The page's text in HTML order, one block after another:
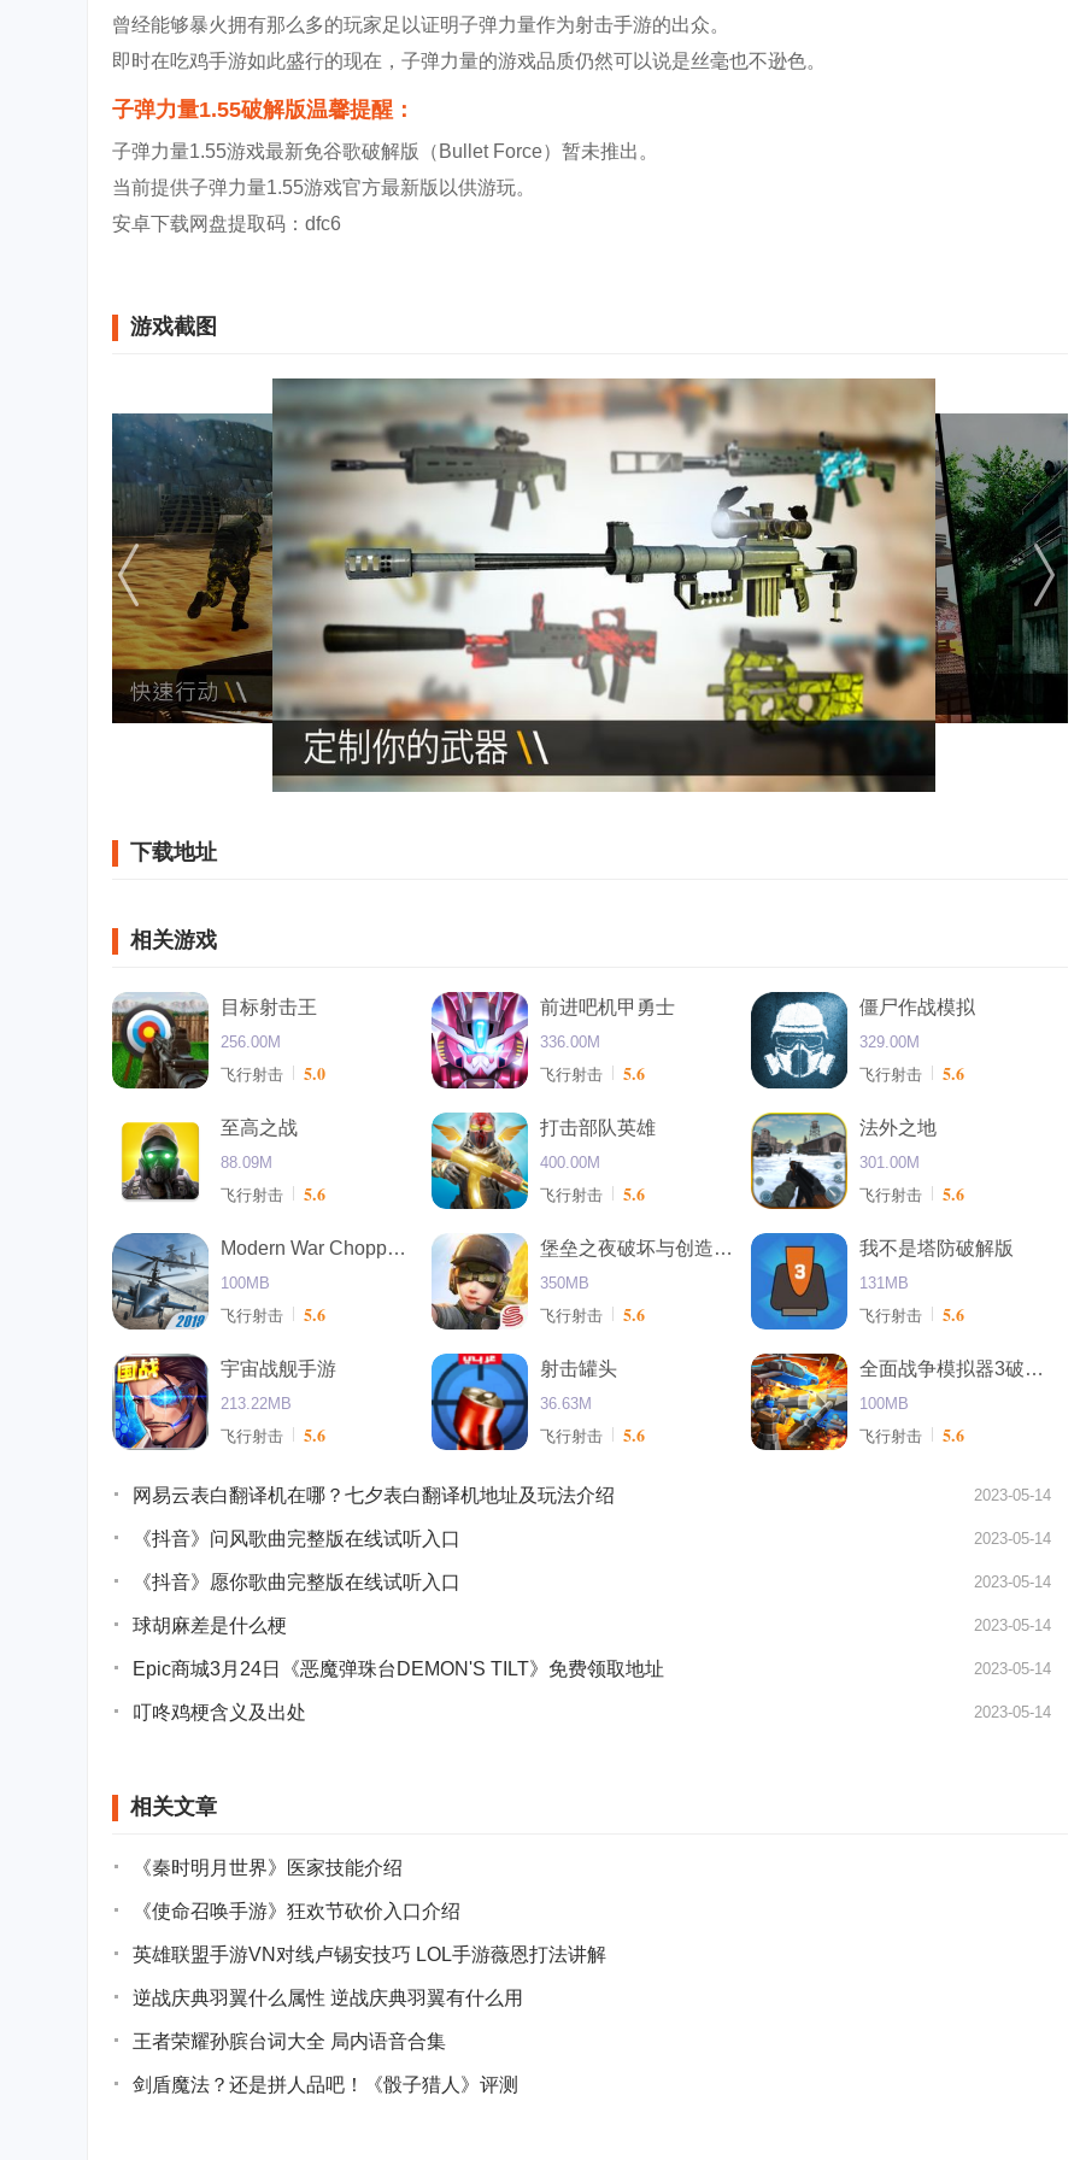
曾经能够暴火拥有那么多的玩家足以证明子弹力量作为射击手游的出众。
即时在吃鸡手游如此盛行的现在，子弹力量的游戏品质仍然可以说是丝毫也不逊色。
子弹力量1.55破解版温馨提醒：
子弹力量1.55游戏最新免谷歌破解版（Bullet Force）暂未推出。
当前提供子弹力量1.55游戏官方最新版以供游玩。
安卓下载网盘提取码：dfc6
游戏截图
下载地址
相关游戏
目标射击王
256.00M
飞行射击
5.0
前进吧机甲勇士
336.00M
飞行射击
5.6
僵尸作战模拟
329.00M
飞行射击
5.6
至高之战
88.09M
飞行射击
5.6
打击部队英雄
400.00M
飞行射击
5.6
法外之地
301.00M
飞行射击
5.6
Modern War Choppers游戏
100MB
飞行射击
5.6
堡垒之夜破坏与创造手游
350MB
飞行射击
5.6
我不是塔防破解版
131MB
飞行射击
5.6
宇宙战舰手游
213.22MB
飞行射击
5.6
射击罐头
36.63M
飞行射击
5.6
全面战争模拟器3破解版
100MB
飞行射击
5.6
网易云表白翻译机在哪？七夕表白翻译机地址及玩法介绍 2023-05-14
《抖音》问风歌曲完整版在线试听入口 2023-05-14
《抖音》愿你歌曲完整版在线试听入口 2023-05-14
球胡麻差是什么梗 2023-05-14
Epic商城3月24日《恶魔弹珠台DEMON'S TILT》免费领取地址 2023-05-14
叮咚鸡梗含义及出处 2023-05-14
相关文章
《秦时明月世界》医家技能介绍
《使命召唤手游》狂欢节砍价入口介绍
英雄联盟手游VN对线卢锡安技巧 LOL手游薇恩打法讲解
逆战庆典羽翼什么属性 逆战庆典羽翼有什么用
王者荣耀孙膑台词大全 局内语音合集
剑盾魔法？还是拼人品吧！《骰子猎人》评测